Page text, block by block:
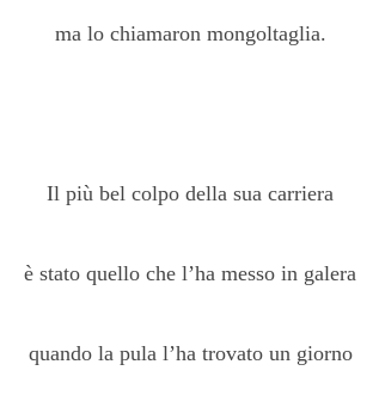
ma lo chiamaron mongoltaglia.
Il più bel colpo della sua carriera
è stato quello che l’ha messo in galera
quando la pula l’ha trovato un giorno